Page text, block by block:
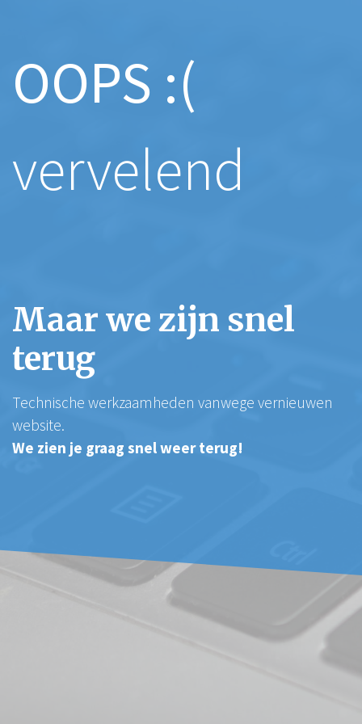
OOPS :(
vervelend
Maar we zijn snel
terug
Technische werkzaamheden vanwege vernieuwen
website.
We zien je graag snel weer terug!